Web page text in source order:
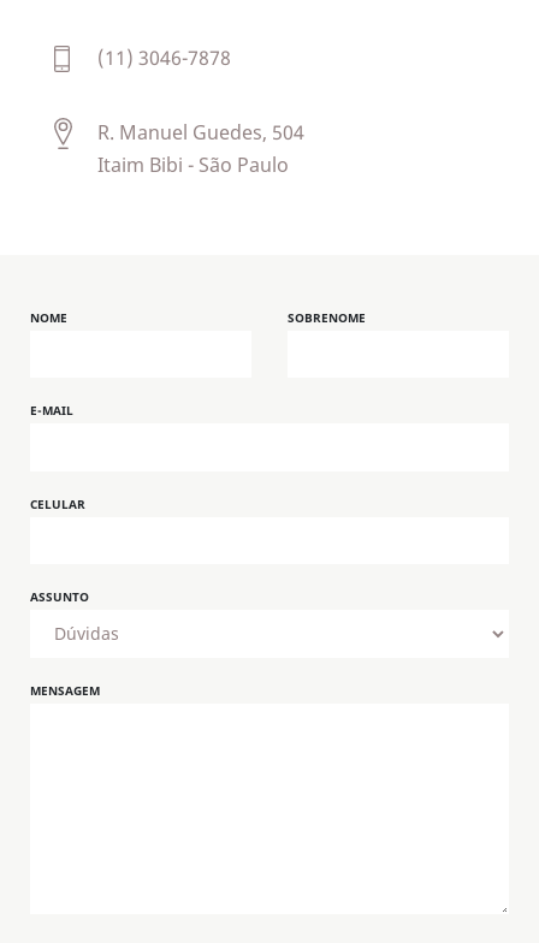
(11) 3046-7878
R. Manuel Guedes, 504
Itaim Bibi - São Paulo
NOME SOBRENOME
E-MAIL
CELULAR
ASSUNTO
MENSAGEM